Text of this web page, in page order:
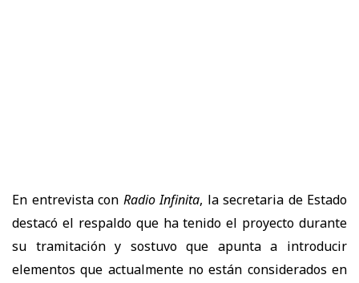
En entrevista con Radio Infinita, la secretaria de Estado
destacó el respaldo que ha tenido el proyecto durante
su tramitación y sostuvo que apunta a introducir
elementos que actualmente no están considerados en